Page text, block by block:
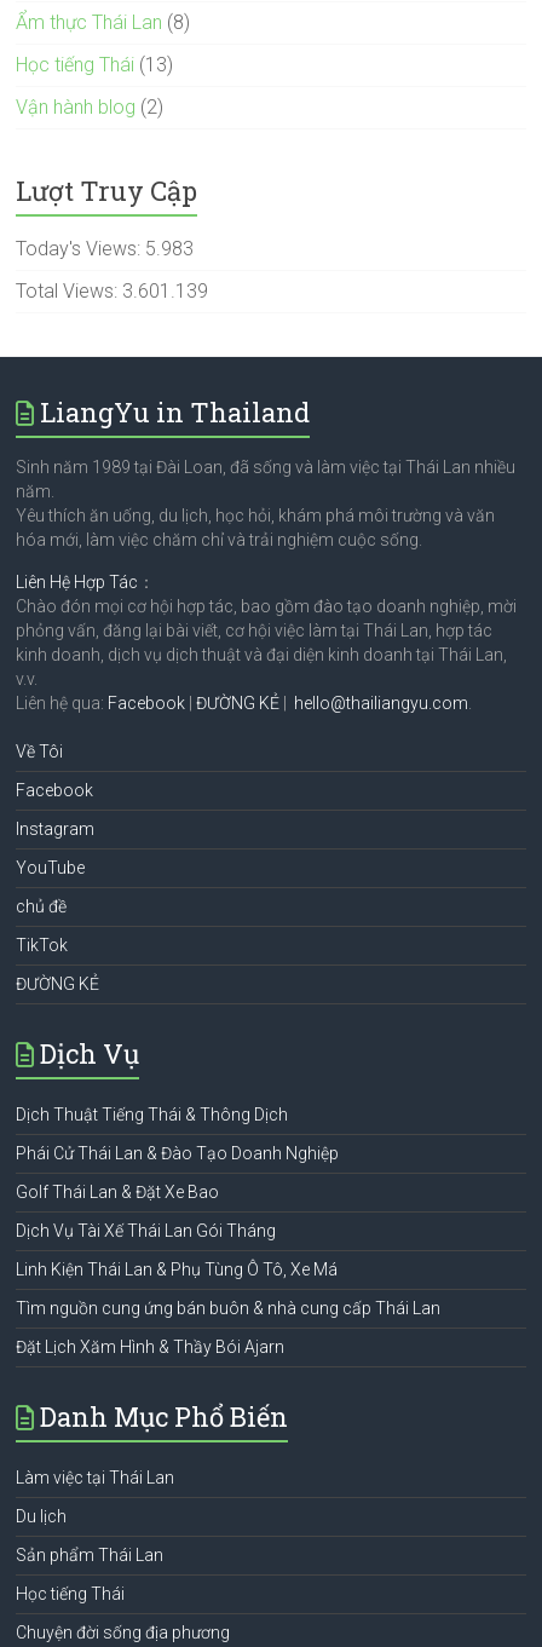
Ẩm thực Thái Lan (8)
Học tiếng Thái (13)
Vận hành blog (2)
Lượt Truy Cập
Today's Views: 5.983
Total Views: 3.601.139
LiangYu in Thailand
Sinh năm 1989 tại Đài Loan, đã sống và làm việc tại Thái Lan nhiều
năm.
Yêu thích ăn uống, du lịch, học hỏi, khám phá môi trường và văn
hóa mới, làm việc chăm chỉ và trải nghiệm cuộc sống.
Liên Hệ Hợp Tác ：
Chào đón mọi cơ hội hợp tác, bao gồm đào tạo doanh nghiệp, mời
phỏng vấn, đăng lại bài viết, cơ hội việc làm tại Thái Lan, hợp tác
kinh doanh, dịch vụ dịch thuật và đại diện kinh doanh tại Thái Lan,
v.v.
Liên hệ qua: Facebook |ĐƯỜNG KẺ hello@thailiangyu.com
Về Tôi
Facebook
Instagram
YouTube
chủ đề
TikTok
ĐƯỜNG KẺ
Dịch Vụ
Dịch Thuật Tiếng Thái & Thông Dịch
Phái Cử Thái Lan & Đào Tạo Doanh Nghiệp
Golf Thái Lan & Đặt Xe Bao
Dịch Vụ Tài Xế Thái Lan Gói Tháng
Linh Kiện Thái Lan & Phụ Tùng Ô Tô, Xe Má
Tìm nguồn cung ứng bán buôn & nhà cung cấp Thái Lan
Đặt Lịch Xăm Hình & Thầy Bói Ajarn
Danh Mục Phổ Biến
Làm việc tại Thái Lan
Du lịch
Sản phẩm Thái Lan
Học tiếng Thái
Chuyện đời sống địa phương